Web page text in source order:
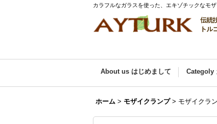
カラフルなガラスを使った、エキゾチックなモ
About us はじめまして Categoly
ホーム > モザイクランプ > モザイクラ